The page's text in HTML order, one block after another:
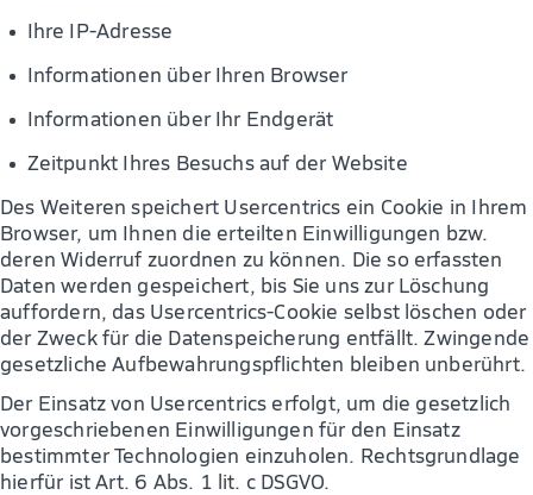
Ihre IP-Adresse
Informationen über Ihren Browser
Informationen über Ihr Endgerät
Zeitpunkt Ihres Besuchs auf der Website
Des Weiteren speichert Usercentrics ein Cookie in Ihrem
Browser, um Ihnen die erteilten Einwilligungen bzw.
deren Widerruf zuordnen zu können. Die so erfassten
Daten werden gespeichert, bis Sie uns zur Löschung
auffordern, das Usercentrics-Cookie selbst löschen oder
der Zweck für die Datenspeicherung entfällt. Zwingende
gesetzliche Aufbewahrungspflichten bleiben unberührt.
Der Einsatz von Usercentrics erfolgt, um die gesetzlich
vorgeschriebenen Einwilligungen für den Einsatz
bestimmter Technologien einzuholen. Rechtsgrundlage
hierfür ist Art. 6 Abs. 1 lit. c DSGVO.